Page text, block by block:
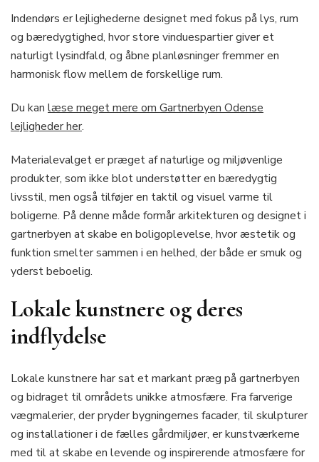
Indendørs er lejlighederne designet med fokus på lys, rum
og bæredygtighed, hvor store vinduespartier giver et
naturligt lysindfald, og åbne planløsninger fremmer en
harmonisk flow mellem de forskellige rum.
Du kan læse meget mere om Gartnerbyen Odense
lejligheder her.
Materialevalget er præget af naturlige og miljøvenlige
produkter, som ikke blot understøtter en bæredygtig
livsstil, men også tilføjer en taktil og visuel varme til
boligerne. På denne måde formår arkitekturen og designet i
gartnerbyen at skabe en boligoplevelse, hvor æstetik og
funktion smelter sammen i en helhed, der både er smuk og
yderst beboelig.
Lokale kunstnere og deres
indflydelse
Lokale kunstnere har sat et markant præg på gartnerbyen
og bidraget til områdets unikke atmosfære. Fra farverige
vægmalerier, der pryder bygningernes facader, til skulpturer
og installationer i de fælles gårdmiljøer, er kunstværkerne
med til at skabe en levende og inspirerende atmosfære for